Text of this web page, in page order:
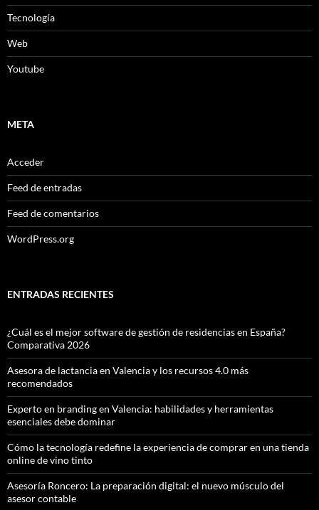
Tecnología
Web
Youtube
META
Acceder
Feed de entradas
Feed de comentarios
WordPress.org
ENTRADAS RECIENTES
¿Cuál es el mejor software de gestión de residencias en España?
Comparativa 2026
Asesora de lactancia en Valencia y los recursos 4.0 más
recomendados
Experto en branding en Valencia: habilidades y herramientas
esenciales debe dominar
Cómo la tecnología redefine la experiencia de comprar en una tienda
online de vino tinto
Asesoría Roncero: La preparación digital: el nuevo músculo del
asesor contable